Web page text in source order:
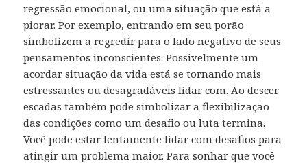
regressão emocional, ou uma situação que está a
piorar. Por exemplo, entrando em seu porão
simbolizem a regredir para o lado negativo de seus
pensamentos inconscientes. Possivelmente um
acordar situação da vida está se tornando mais
estressantes ou desagradáveis lidar com. Ao descer
escadas também pode simbolizar a flexibilização
das condições como um desafio ou luta termina.
Você pode estar lentamente lidar com desafios para
atingir um problema maior. Para sonhar que você